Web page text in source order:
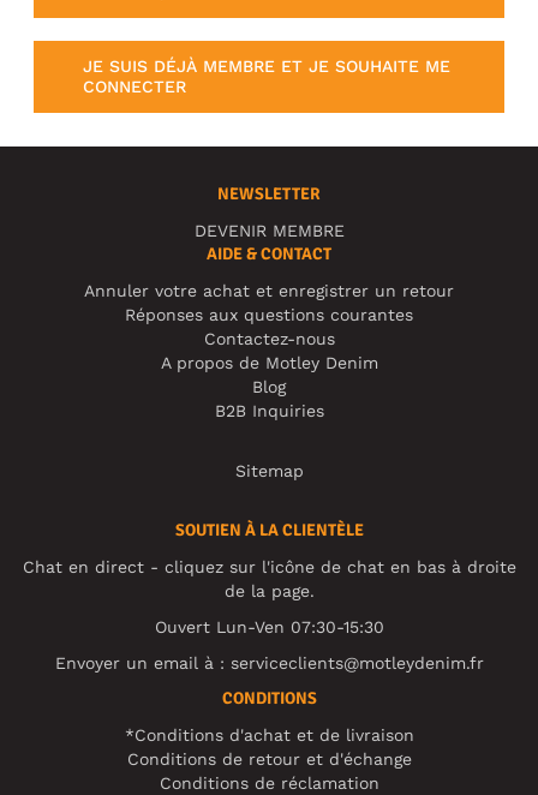
JE SUIS DÉJÀ MEMBRE ET JE SOUHAITE ME
CONNECTER
NEWSLETTER
DEVENIR MEMBRE
AIDE & CONTACT
Annuler votre achat et enregistrer un retour
Réponses aux questions courantes
Contactez-nous
A propos de Motley Denim
Blog
B2B Inquiries
Sitemap
SOUTIEN À LA CLIENTÈLE
Chat en direct - cliquez sur l'icône de chat en bas à droite
de la page.
Ouvert Lun-Ven 07:30-15:30
Envoyer un email à : serviceclients@motleydenim.fr
CONDITIONS
*Conditions d'achat et de livraison
Conditions de retour et d'échange
Conditions de réclamation